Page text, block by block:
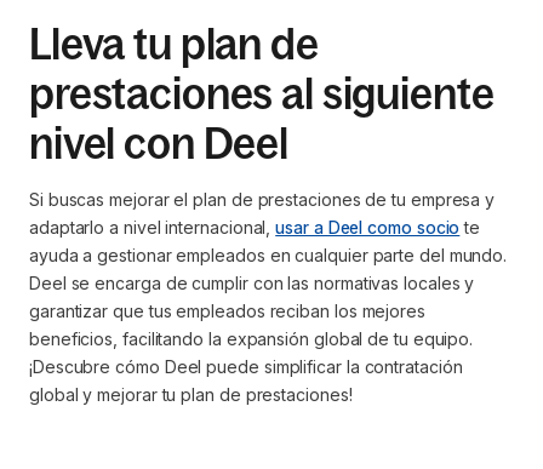
Lleva tu plan de
prestaciones al siguiente
nivel con Deel
Si buscas mejorar el plan de prestaciones de tu empresa y
adaptarlo a nivel internacional,usar a Deel como socio te
ayuda a gestionar empleados en cualquier parte del mundo.
Deel se encarga de cumplir con las normativas locales y
garantizar que tus empleados reciban los mejores
beneficios, facilitando la expansión global de tu equipo.
¡Descubre cómo Deel puede simplificar la contratación
global y mejorar tu plan de prestaciones!